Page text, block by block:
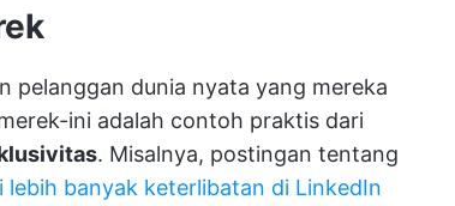
pelanggan dunia nyata yang mereka
ini adalah contoh praktis dari
. Misalnya, postingan tentang
lebih banyak keterlibatan di LinkedIn